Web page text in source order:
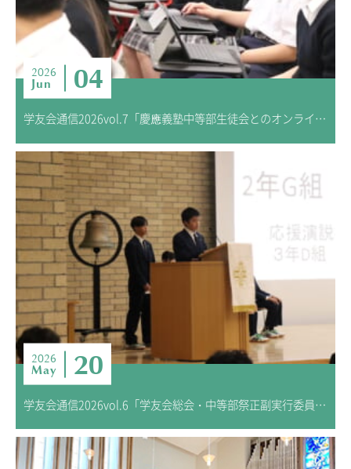
2026
Jun 04
学友会通信2026vol.7「慶應義塾中等部生徒会とのオンラインミーティング交流会」
2026
May 20
学友会通信2026vol.6「学友会総会・中等部祭正副実行委員長選挙」